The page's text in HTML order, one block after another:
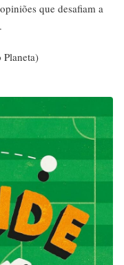
que desafiam a
Planeta)